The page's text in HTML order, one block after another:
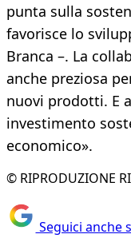
punta sulla
favorisce lo
Branca –. La
anche preziosa
nuovi prodotti. E
investimento
economico».
© RIPRODUZIONE
Seguici anche